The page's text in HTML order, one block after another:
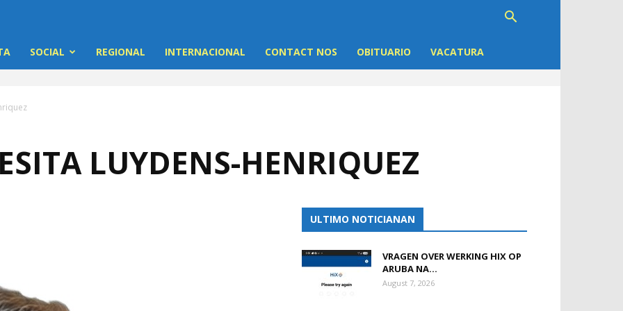
SOCIAL REGIONAL INTERNACIONAL CONTACT NOS OBITUARIO VACATURA
LUYDENS-HENRIQUEZ
ULTIMO NOTICIANAN
VRAGEN OVER WERKING HIX OP
ARUBA NA...
August 7, 2026